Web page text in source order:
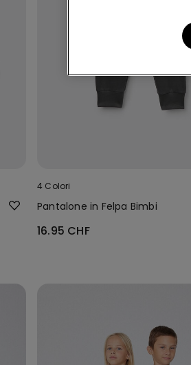
4 Colori
Pantalone in Felpa Bimbi
16.95 CHF